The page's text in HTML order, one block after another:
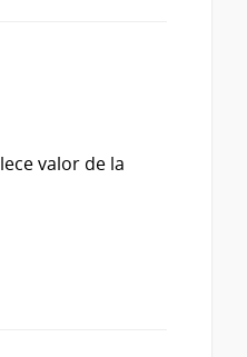
valor de la